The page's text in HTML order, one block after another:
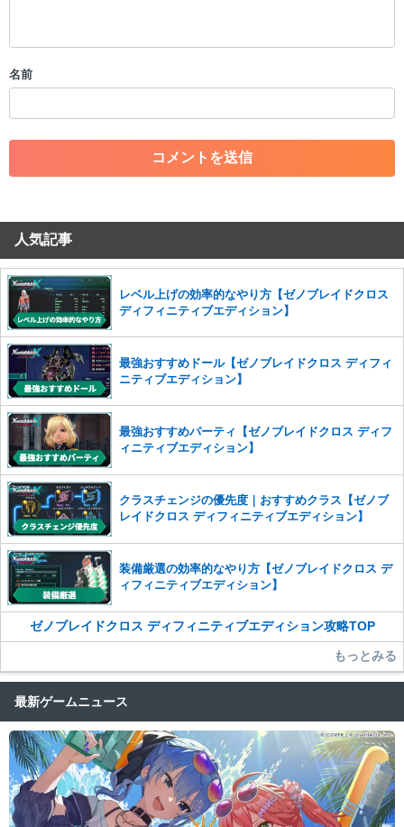
・一度削除された投稿を再び投稿すること
・アカウントの売買など金銭が絡む内容の投稿
・各ゲームのネタバレを含む内容の投稿
・その他、管理者が不適切と判断した投稿
コメントの削除を申請する
せていただきます。ご了承ください。
※一度削除したコメントは復元ができませんのでご注意くだ
さい。
また、過度な利用規約の違反や、弊社に損害の及ぶ内容の書き込みがあ
った場合は、法的措置をとらせていただく場合もございますので、あら
かじめご理解くださいませ。
名前
人気記事
レベル上げの効率的なやり方【ゼノブレイドクロス
ディフィニティブエディション】
最強おすすめドール【ゼノブレイドクロス ディフィ
ニティブエディション】
最強おすすめパーティ【ゼノブレイドクロス ディフ
ィニティブエディション】
クラスチェンジの優先度｜おすすめクラス【ゼノブ
レイドクロス ディフィニティブエディション】
装備厳選の効率的なやり方【ゼノブレイドクロス デ
ィフィニティブエディション】
ゼノブレイドクロス ディフィニティブエディション攻略TOP
もっとみる
最新ゲームニュース